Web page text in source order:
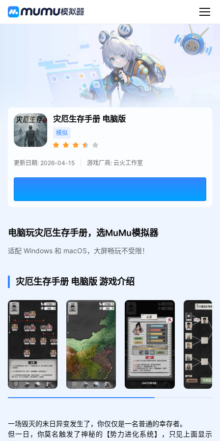
灾厄生存手册 电脑版
模拟
更新日期: 2026-04-15 游戏厂商: 云火工作室
电脑玩灾厄生存手册，选MuMu模拟器
适配 Windows 和 macOS，大屏畅玩不受限！
灾厄生存手册 电脑版游戏介绍
一场毁灭的末日异变发生了，你仅仅是一名普通的幸存者。
但一日，你莫名触发了神秘的【势力进化系统】，只见上面显示